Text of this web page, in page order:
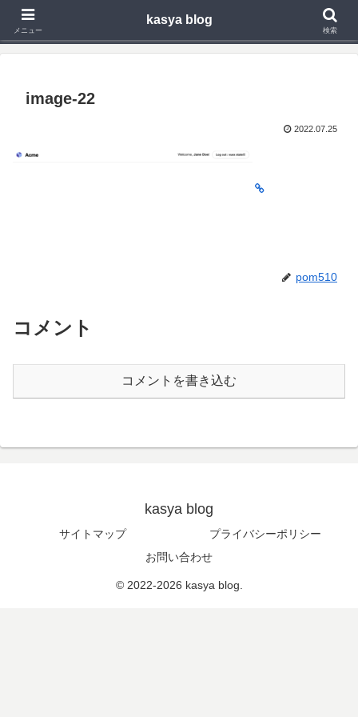
Webアプリ,モバイルアプリの開発や技術検証で得た知見を発信
image-22
2022.07.25
pom510
コメント
コメントを書き込む
kasya blog
サイトマップ
プライバシーポリシー
お問い合わせ
© 2022-2026 kasya blog.
メニュー
kasya blog
検索